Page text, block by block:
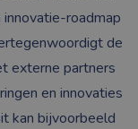
roadmap
de
externe partners
en innovaties
kan bijvoorbeeld